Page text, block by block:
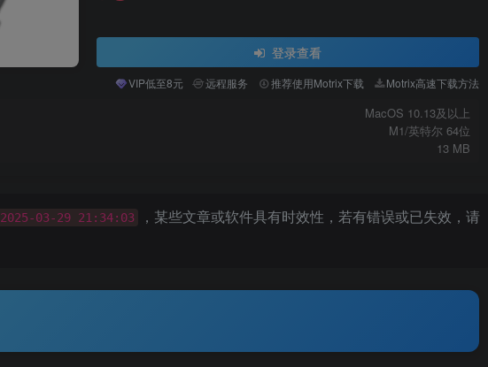
登录查看
VIP低至8元 远程服务 推荐使用Motrix下载 Motrix高速下载方法
MacOS 10.13及以上
M1/英特尔 64位
13 MB
2025-03-29 21:34:03
，某些文章或软件具有时效性，若有错误或已失效，请